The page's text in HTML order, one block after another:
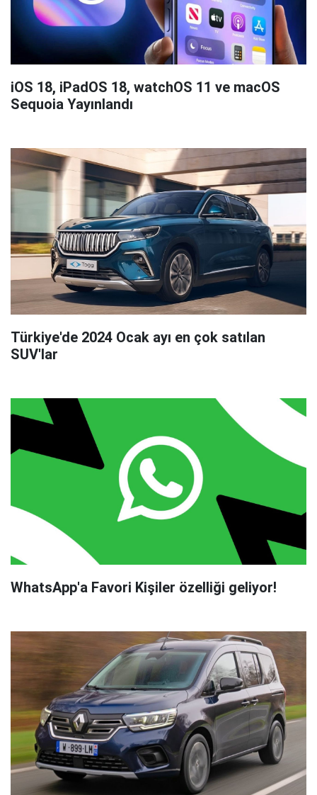
iOS 18, iPadOS 18, watchOS 11 ve macOS
Sequoia Yayınlandı
Türkiye'de 2024 Ocak ayı en çok satılan
SUV'lar
WhatsApp'a Favori Kişiler özelliği geliyor!